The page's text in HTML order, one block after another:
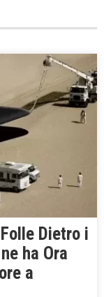
Dietro i
ha Ora
a